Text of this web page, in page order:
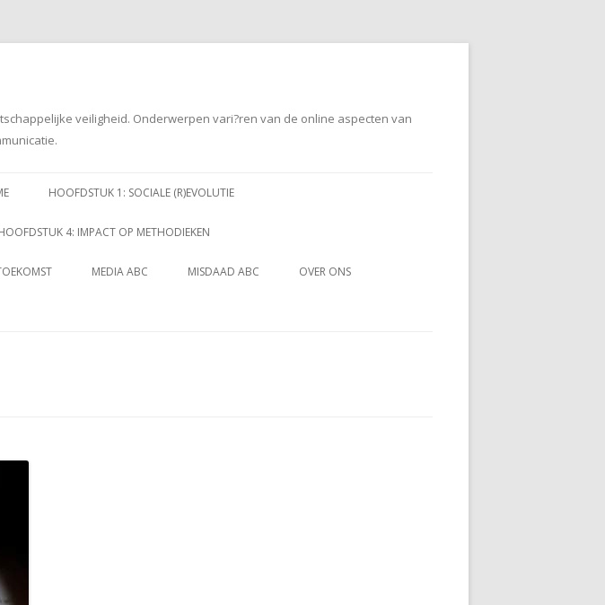
veiligheid. Onderwerpen vari?ren van de online aspecten van
naar HOOFDSTUK 1: SOCIALE (R)EVOLUTIE
4: IMPACT OP METHODIEKEN
MEDIA ABC MISDAAD ABC OVER ONS